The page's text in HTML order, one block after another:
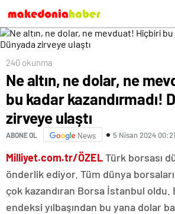
240 okunma
Ne altın, ne dolar, ne
bu kadar kazandırmadı!
zirveye ulaştı
ABONE OL News 5 Nisan 2024 00:21
Milliyet.com.tr/ÖZELTürk borsası
önderlik ediyor. Tüm dünya borsaları
çok kazandıran Borsa İstanbul oldu.
endeksi yılbaşından bu yana dolar